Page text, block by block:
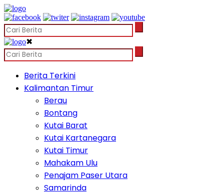
✖
Berita Terkini
Kalimantan Timur
Berau
Bontang
Kutai Barat
Kutai Kartanegara
Kutai Timur
Mahakam Ulu
Penajam Paser Utara
Samarinda